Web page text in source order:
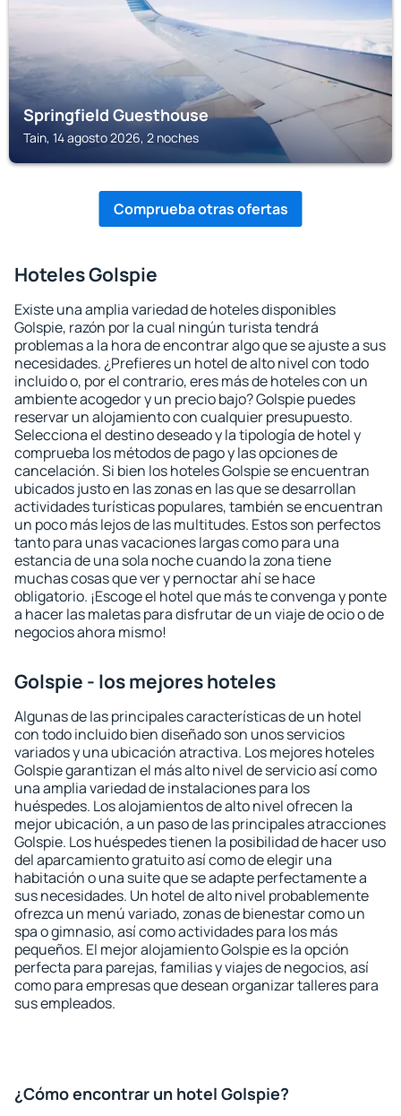
Springfield Guesthouse
Tain, 14 agosto 2026, 2 noches
Comprueba otras ofertas
Hoteles Golspie
Existe una amplia variedad de hoteles disponibles
Golspie, razón por la cual ningún turista tendrá
problemas a la hora de encontrar algo que se ajuste a sus
necesidades. ¿Prefieres un hotel de alto nivel con todo
incluido o, por el contrario, eres más de hoteles con un
ambiente acogedor y un precio bajo? Golspie puedes
reservar un alojamiento con cualquier presupuesto.
Selecciona el destino deseado y la tipología de hotel y
comprueba los métodos de pago y las opciones de
cancelación. Si bien los hoteles Golspie se encuentran
ubicados justo en las zonas en las que se desarrollan
actividades turísticas populares, también se encuentran
un poco más lejos de las multitudes. Estos son perfectos
tanto para unas vacaciones largas como para una
estancia de una sola noche cuando la zona tiene
muchas cosas que ver y pernoctar ahí se hace
obligatorio. ¡Escoge el hotel que más te convenga y ponte
a hacer las maletas para disfrutar de un viaje de ocio o de
negocios ahora mismo!
Golspie - los mejores hoteles
Algunas de las principales características de un hotel
con todo incluido bien diseñado son unos servicios
variados y una ubicación atractiva. Los mejores hoteles
Golspie garantizan el más alto nivel de servicio así como
una amplia variedad de instalaciones para los
huéspedes. Los alojamientos de alto nivel ofrecen la
mejor ubicación, a un paso de las principales atracciones
Golspie. Los huéspedes tienen la posibilidad de hacer uso
del aparcamiento gratuito así como de elegir una
habitación o una suite que se adapte perfectamente a
sus necesidades. Un hotel de alto nivel probablemente
ofrezca un menú variado, zonas de bienestar como un
spa o gimnasio, así como actividades para los más
pequeños. El mejor alojamiento Golspie es la opción
perfecta para parejas, familias y viajes de negocios, así
como para empresas que desean organizar talleres para
sus empleados.
¿Cómo encontrar un hotel Golspie?